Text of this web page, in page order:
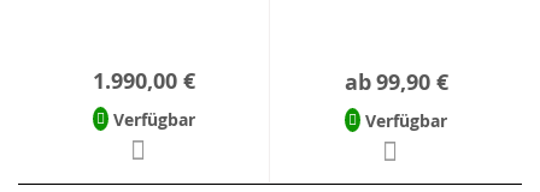
1.990,00 €
Verfügbar
ab99,90 €
Verfügbar